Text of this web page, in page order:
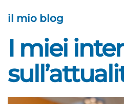
il mio blog
I miei